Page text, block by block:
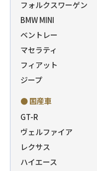
フォルクスワーゲン
BMW MINI
ベントレー
マセラティ
フィアット
ジープ
● 国産車
GT-R
ヴェルファイア
レクサス
ハイエース